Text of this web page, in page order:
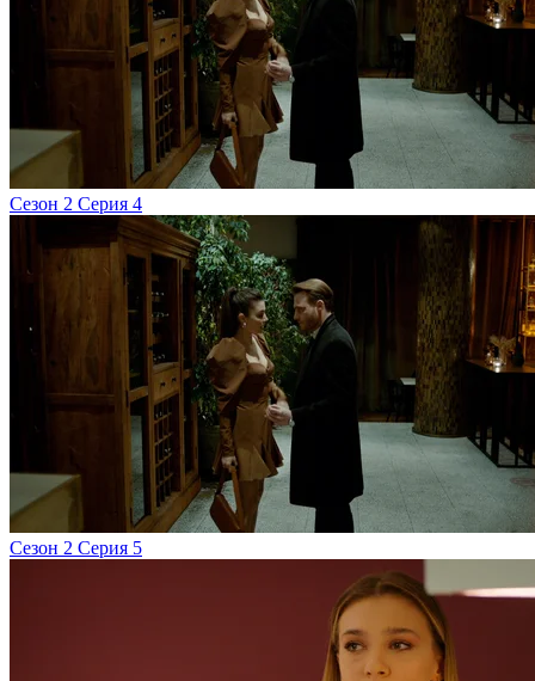
Сезон 2 Серия 4
Сезон 2 Серия 5